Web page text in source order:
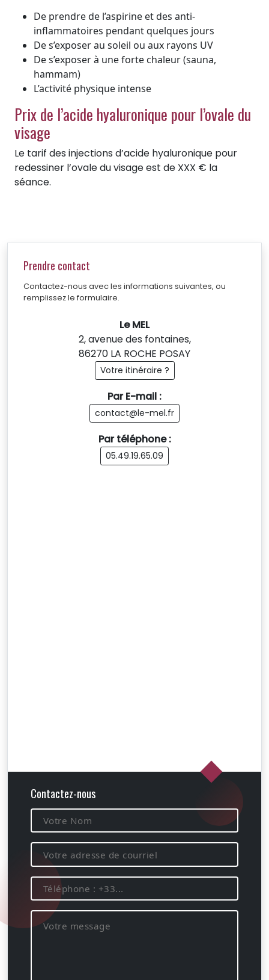
De prendre de l’aspirine et des anti-
inflammatoires pendant quelques jours
De s’exposer au soleil ou aux rayons UV
De s’exposer à une forte chaleur (sauna,
hammam)
L’activité physique intense
Prix de l’acide hyaluronique pour l’ovale du
visage
Le tarif des injections d’acide hyaluronique pour
redessiner l’ovale du visage est de XXX € la
séance.
Prendre contact
Contactez-nous avec les informations suivantes, ou
remplissez le formulaire.
Le MEL
2, avenue des fontaines,
86270 LA ROCHE POSAY
Votre itinéraire ?
Par E-mail :
contact@le-mel.fr
Par téléphone :
05.49.19.65.09
Contactez-nous